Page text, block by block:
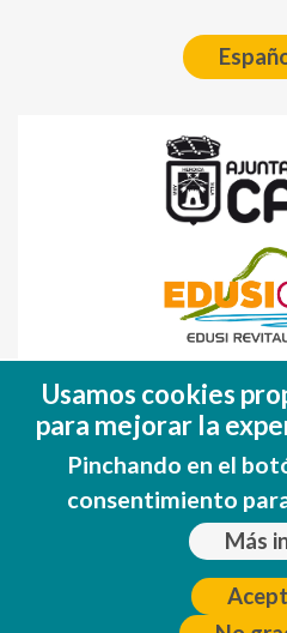
(FEDER)
Una manera de
Usamos cookies
para mejorar la
Pinchando en el
consentimiento
Más